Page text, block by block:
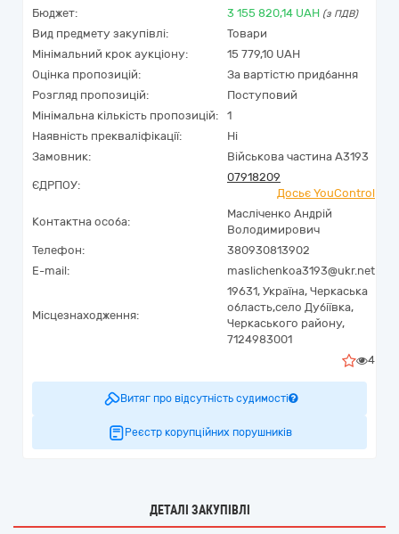
Бюджет: 3 155 820,14 UAH (з ПДВ)
Вид предмету закупівлі:
Товари
Мінімальний крок аукціону:
15 779,10 UAH
Оцінка пропозицій:
За вартістю придбання
Розгляд пропозицій:
Поступовий
Мінімальна кількість пропозицій:
1
Наявність прекваліфікації:
Ні
Замовник:
Військова частина А3193
ЄДРПОУ:
07918209
Досьє YouControl
Контактна особа:
Масліченко Андрій
Володимирович
Телефон:
380930813902
E-mail:
maslichenkoa3193@ukr.net
Місцезнаходження:
19631, Україна, Черкаська
область,село Дубіївка,
Черкаського району,
7124983001
4
Витяг про відсутність судимості
Реєстр корупційних порушників
ДЕТАЛІ ЗАКУПІВЛІ